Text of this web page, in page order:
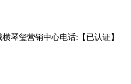
琴玺营销中心电话:【已认证】